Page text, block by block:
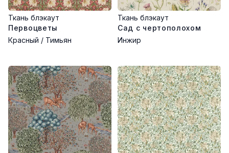
Ткань блэкаут
Первоцветы
Красный / Тимьян
Ткань блэкаут
Сад с чертополохом
Инжир